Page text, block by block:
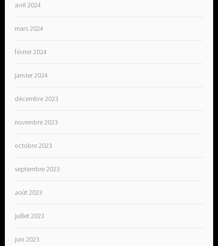
avril 2024
mars 2024
février 2024
janvier 2024
décembre 2023
novembre 2023
octobre 2023
septembre 2023
août 2023
juillet 2023
juin 2023